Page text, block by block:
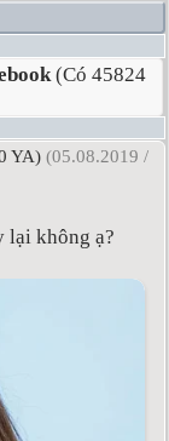
(Có 45824
YA) (05.08.2019 /
lại không ạ?